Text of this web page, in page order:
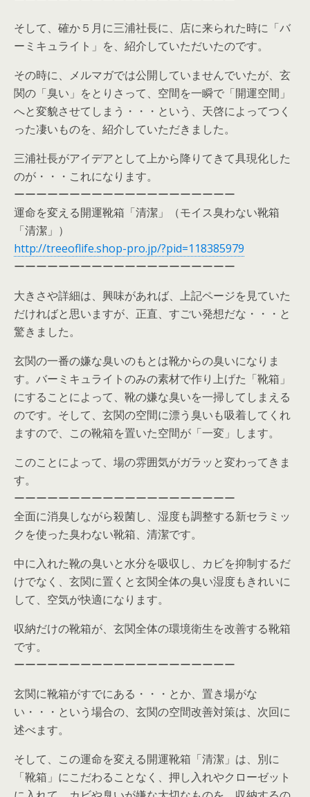
そして、確か５月に三浦社長に、店に来られた時に「バ
ーミキュライト」を、紹介していただいたのです。
その時に、メルマガでは公開していませんでいたが、玄
関の「臭い」をとりさって、空間を一瞬で「開運空間」
へと変貌させてしまう・・・という、天啓によってつく
った凄いものを、紹介していただきました。
三浦社長がアイデアとして上から降りてきて具現化した
のが・・・これになります。
ーーーーーーーーーーーーーーーーーーーー
運命を変える開運靴箱「清潔」（モイス臭わない靴箱
「清潔」）
http://treeoflife.shop-pro.jp/?pid=118385979
ーーーーーーーーーーーーーーーーーーーー
大きさや詳細は、興味があれば、上記ページを見ていた
だければと思いますが、正直、すごい発想だな・・・と
驚きました。
玄関の一番の嫌な臭いのもとは靴からの臭いになりま
す。バーミキュライトのみの素材で作り上げた「靴箱」
にすることによって、靴の嫌な臭いを一掃してしまえる
のです。そして、玄関の空間に漂う臭いも吸着してくれ
ますので、この靴箱を置いた空間が「一変」します。
このことによって、場の雰囲気がガラッと変わってきま
す。
ーーーーーーーーーーーーーーーーーーーー
全面に消臭しながら殺菌し、湿度も調整する新セラミッ
クを使った臭わない靴箱、清潔です。
中に入れた靴の臭いと水分を吸収し、カビを抑制するだ
けでなく、玄関に置くと玄関全体の臭い湿度もきれいに
して、空気が快適になります。
収納だけの靴箱が、玄関全体の環境衛生を改善する靴箱
です。
ーーーーーーーーーーーーーーーーーーーー
玄関に靴箱がすでにある・・・とか、置き場がな
い・・・という場合の、玄関の空間改善対策は、次回に
述べます。
そして、この運命を変える開運靴箱「清潔」は、別に
「靴箱」にこだわることなく、押し入れやクローゼット